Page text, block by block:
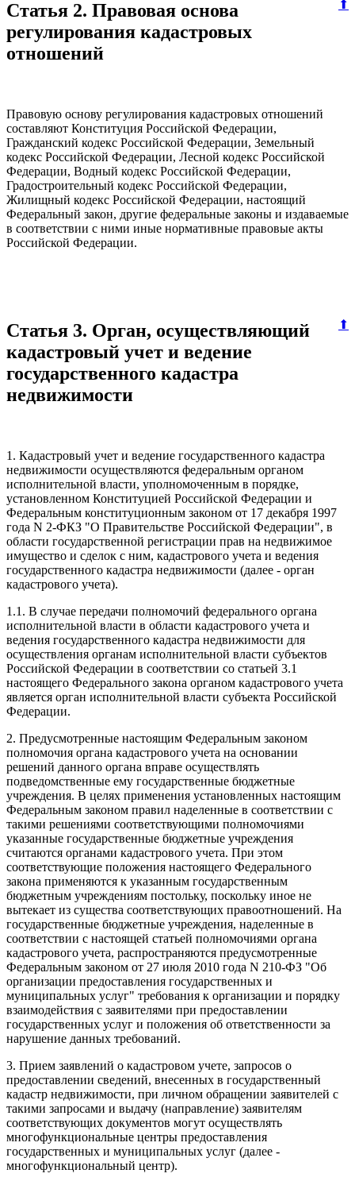
⬆
Статья 2. Правовая основа
регулирования кадастровых
отношений
Правовую основу регулирования кадастровых отношений
составляют Конституция Российской Федерации,
Гражданский кодекс Российской Федерации, Земельный
кодекс Российской Федерации, Лесной кодекс Российской
Федерации, Водный кодекс Российской Федерации,
Градостроительный кодекс Российской Федерации,
Жилищный кодекс Российской Федерации, настоящий
Федеральный закон, другие федеральные законы и издаваемые
в соответствии с ними иные нормативные правовые акты
Российской Федерации.
⬆
Статья 3. Орган, осуществляющий
кадастровый учет и ведение
государственного кадастра
недвижимости
1. Кадастровый учет и ведение государственного кадастра
недвижимости осуществляются федеральным органом
исполнительной власти, уполномоченным в порядке,
установленном Конституцией Российской Федерации и
Федеральным конституционным законом от 17 декабря 1997
года N 2-ФКЗ "О Правительстве Российской Федерации", в
области государственной регистрации прав на недвижимое
имущество и сделок с ним, кадастрового учета и ведения
государственного кадастра недвижимости (далее - орган
кадастрового учета).
1.1. В случае передачи полномочий федерального органа
исполнительной власти в области кадастрового учета и
ведения государственного кадастра недвижимости для
осуществления органам исполнительной власти субъектов
Российской Федерации в соответствии со статьей 3.1
настоящего Федерального закона органом кадастрового учета
является орган исполнительной власти субъекта Российской
Федерации.
2. Предусмотренные настоящим Федеральным законом
полномочия органа кадастрового учета на основании
решений данного органа вправе осуществлять
подведомственные ему государственные бюджетные
учреждения. В целях применения установленных настоящим
Федеральным законом правил наделенные в соответствии с
такими решениями соответствующими полномочиями
указанные государственные бюджетные учреждения
считаются органами кадастрового учета. При этом
соответствующие положения настоящего Федерального
закона применяются к указанным государственным
бюджетным учреждениям постольку, поскольку иное не
вытекает из существа соответствующих правоотношений. На
государственные бюджетные учреждения, наделенные в
соответствии с настоящей статьей полномочиями органа
кадастрового учета, распространяются предусмотренные
Федеральным законом от 27 июля 2010 года N 210-ФЗ "Об
организации предоставления государственных и
муниципальных услуг" требования к организации и порядку
взаимодействия с заявителями при предоставлении
государственных услуг и положения об ответственности за
нарушение данных требований.
3. Прием заявлений о кадастровом учете, запросов о
предоставлении сведений, внесенных в государственный
кадастр недвижимости, при личном обращении заявителей с
такими запросами и выдачу (направление) заявителям
соответствующих документов могут осуществлять
многофункциональные центры предоставления
государственных и муниципальных услуг (далее -
многофункциональный центр).